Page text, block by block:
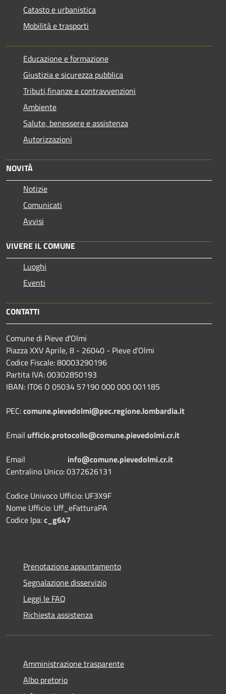
Catasto e urbanistica
Mobilità e trasporti
Educazione e formazione
Giustizia e sicurezza pubblica
Tributi,finanze e contravvenzioni
Ambiente
Salute, benessere e assistenza
Autorizzazioni
NOVITÀ
Notizie
Comunicati
Avvisi
VIVERE IL COMUNE
Luoghi
Eventi
CONTATTI
Comune di Pieve d'Olmi
Piazza XXV Aprile, 8 - 26040 - Pieve d'Olmi
Codice Fiscale: 80003290196
Partita IVA: 00302850193
IBAN: IT06 O 05034 57190 000 000 001185
PEC:comune.pievedolmi@pec.regione.lombardia.it
Email ufficio.protocollo@comune.pievedolmi.cr.it
Email info@comune.pievedolmi.cr.it
Centralino Unico: 0372626131
Codice Univoco Ufficio: UF3X9F
Nome Ufficio: Uff_eFatturaPA
Codice Ipa:c_g647
Prenotazione appuntamento
Segnalazione disservizio
Leggi le FAQ
Richiesta assistenza
Amministrazione trasparente
Albo pretorio